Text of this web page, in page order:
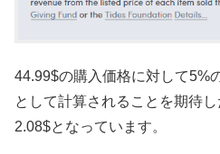
44.99$の購入価格に対して5%
として計算されることを期待
2.08$となっています。